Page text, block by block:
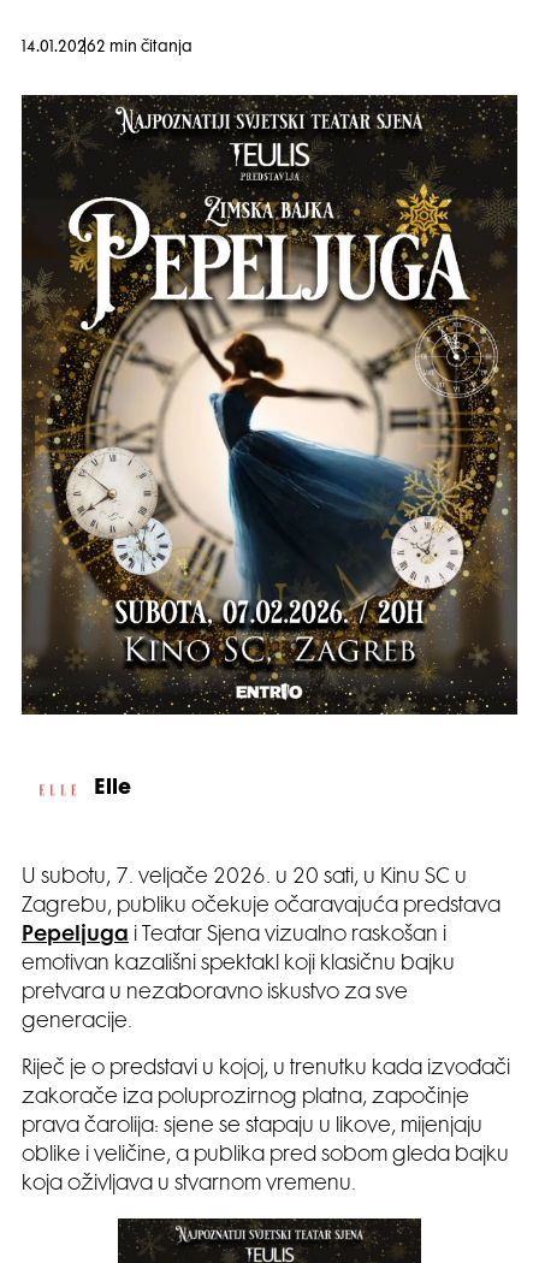
14.01.20262 min čitanja
Elle
U subotu, 7. veljače 2026. u 20 sati, u Kinu SC u
Zagrebu, publiku očekuje očaravajuća predstava
Pepeljuga i Teatar Sjena vizualno raskošan i
emotivan kazališni spektakl koji klasičnu bajku
pretvara u nezaboravno iskustvo za sve
generacije.
Riječ je o predstavi u kojoj, u trenutku kada izvođači
zakorače iza poluprozirnog platna, započinje
prava čarolija: sjene se stapaju u likove, mijenjaju
oblike i veličine, a publika pred sobom gleda bajku
koja oživljava u stvarnom vremenu.